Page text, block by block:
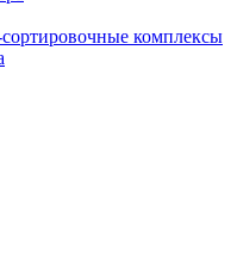
комплексы